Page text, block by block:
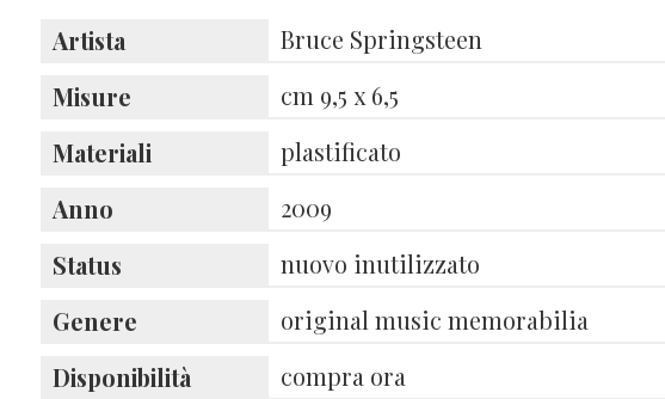
Artista
Bruce Springsteen
Misure
cm 9,5 x 6,5
Materiali
plastificato
Anno
2009
Status
nuovo inutilizzato
Genere
original music memorabilia
Disponibilità
compra ora